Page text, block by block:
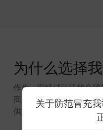
关于防范冒充
为什么选择
作为一家经过认证的全
商，我们致力于为OEM
供定制化电子元件供应链